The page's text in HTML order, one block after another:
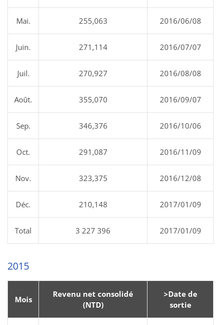
Mai. 255,063 2016/06/08
Juin. 271,114 2016/07/07
Juil. 270,927 2016/08/08
Août. 355,070 2016/09/07
Sep. 346,376 2016/10/06
Oct. 291,087 2016/11/09
Nov. 323,375 2016/12/08
Déc. 210,148 2017/01/09
Total 3 227 396 2017/01/09
2015
Mois
Revenu net consolidé
(NTD)
>Date de
sortie